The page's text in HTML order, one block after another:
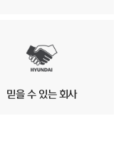
믿을 수 있는 회사